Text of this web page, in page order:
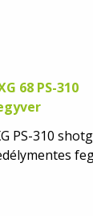
68 PS-310
PS-310